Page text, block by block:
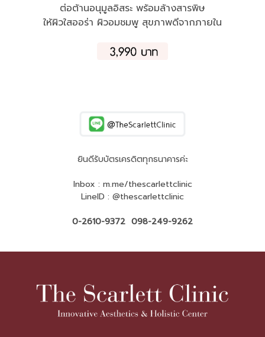
ต่อต้านอนุมูลอิสระ พร้อมล้างสารพิษ
ให้ผิวใสออร่า ผิวอมชมพู สุขภาพดีจากภายใน
ยินดีรับบัตรเครดิตทุกธนาคารค่ะ
Inbox : m.me/thescarlettclinic
LineID : @thescarlettclinic
0-2610-9372 098-249-9262